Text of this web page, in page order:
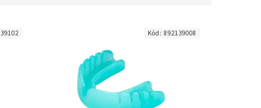
Kód:892139008